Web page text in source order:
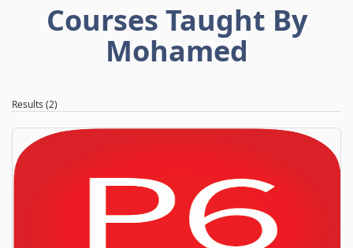
Courses Taught By
Mohamed
Results (2)